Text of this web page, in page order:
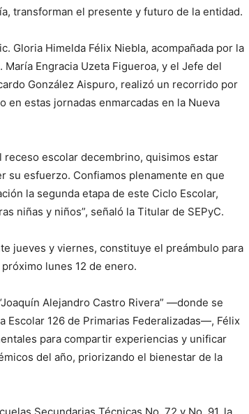
transforman el presente y futuro de la entidad.
Gloria Himelda Félix Niebla, acompañada por la
Engracia Uzeta Figueroa, y el Jefe del
González Aispuro, realizó un recorrido por
en estas jornadas enmarcadas en la Nueva
receso escolar decembrino, quisimos estar
su esfuerzo. Confiamos plenamente en que
la segunda etapa de este Ciclo Escolar,
niñas y niños”, señaló la Titular de SEPyC.
jueves y viernes, constituye el preámbulo para
lunes 12 de enero.
Alejandro Castro Rivera” —donde se
126 de Primarias Federalizadas—, Félix
para compartir experiencias y unificar
del año, priorizando el bienestar de la